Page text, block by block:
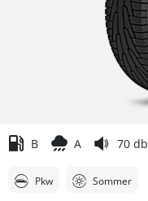
B A 70 db
Pkw Sommer